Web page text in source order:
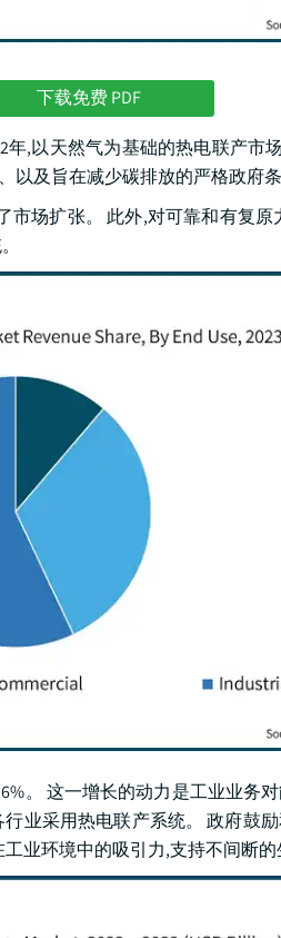
下载免费 PDF
,以天然气为基础的热电联产市
及旨在减少碳排放的严格政府条
场扩张。 此外,对可靠和有复
。 这一增长的动力是工业业务
业采用热电联产系统。 政府鼓
业环境中的吸引力,支持不间断的